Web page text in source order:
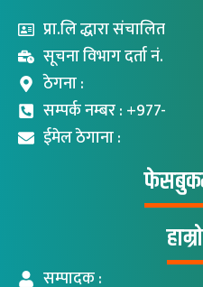
प्रा.लि द्धारा संचालित
सूचना विभाग दर्ता नं.
ठेगना :
सम्पर्क नम्बर : +977-
ईमेल ठेगाना :
सम्पादक :